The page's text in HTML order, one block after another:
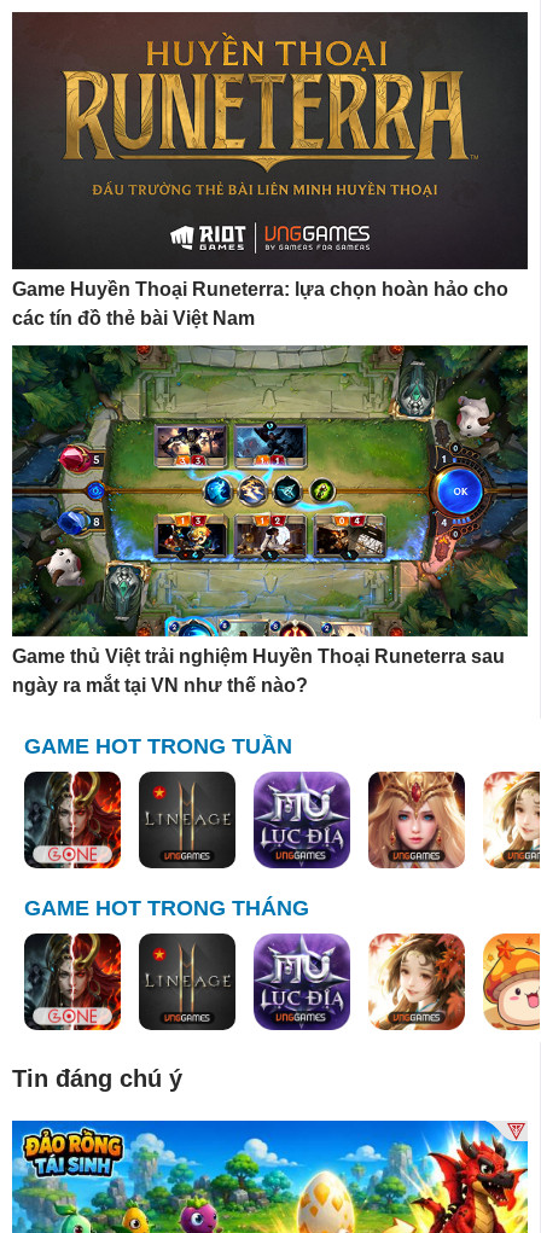
Game Huyền Thoại Runeterra: lựa chọn hoàn hảo cho
các tín đồ thẻ bài Việt Nam
Game thủ Việt trải nghiệm Huyền Thoại Runeterra sau
ngày ra mắt tại VN như thế nào?
GAME HOT TRONG TUẦN
GAME HOT TRONG THÁNG
Tin đáng chú ý